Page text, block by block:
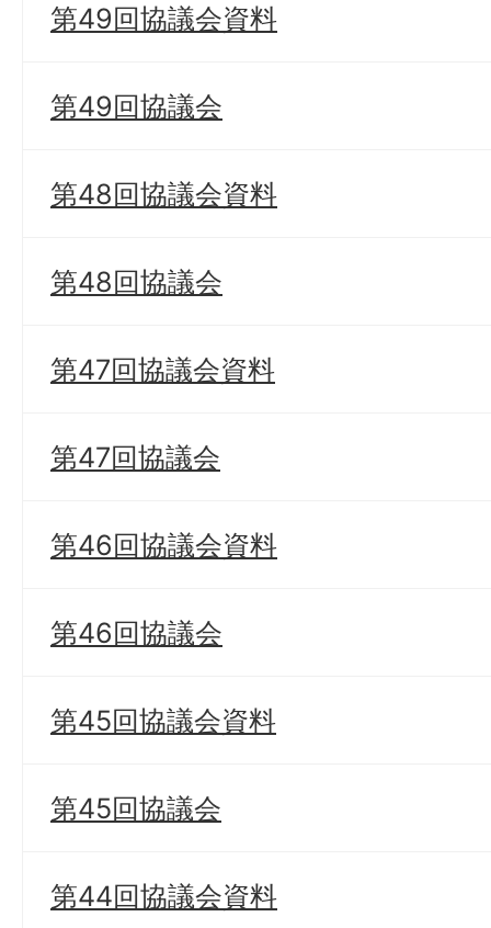
第49回協議会資料
第49回協議会
第48回協議会資料
第48回協議会
第47回協議会資料
第47回協議会
第46回協議会資料
第46回協議会
第45回協議会資料
第45回協議会
第44回協議会資料